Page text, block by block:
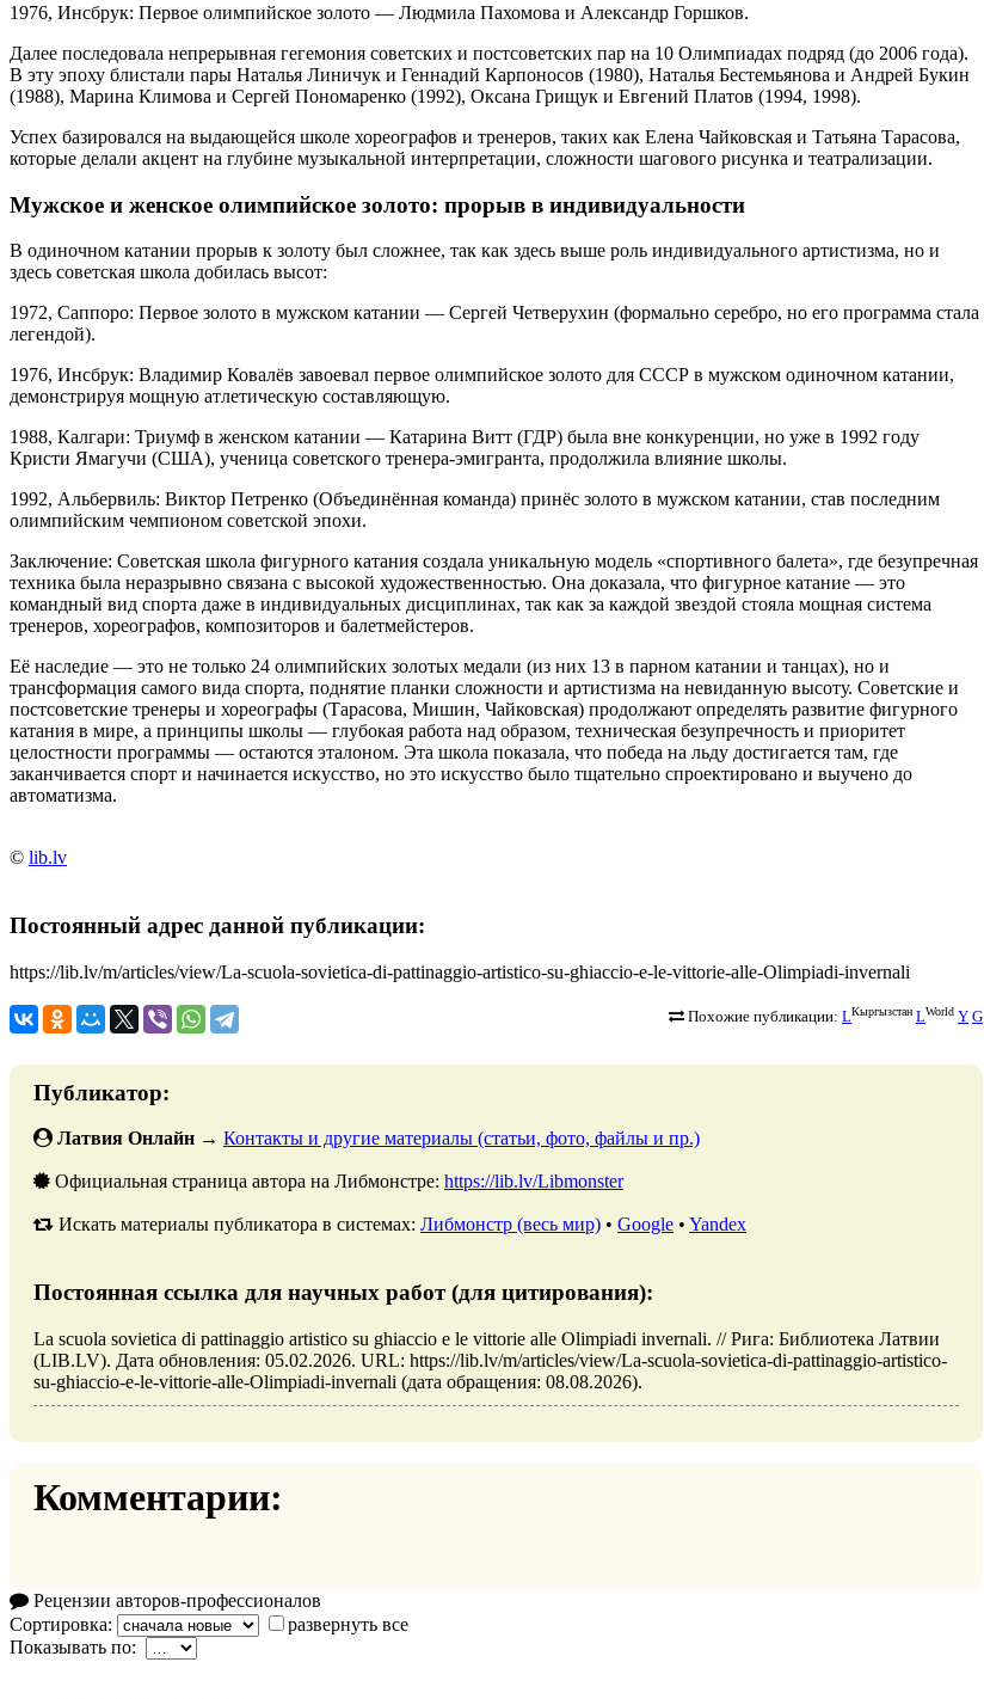
1976, Инсбрук: Первое олимпийское золото — Людмила Пахомова и Александр Горшков.
Далее последовала непрерывная гегемония советских и постсоветских пар на 10 Олимпиадах подряд (до 2006 года).
В эту эпоху блистали пары Наталья Линичук и Геннадий Карпоносов (1980), Наталья Бестемьянова и Андрей Букин
(1988), Марина Климова и Сергей Пономаренко (1992), Оксана Грищук и Евгений Платов (1994, 1998).
Успех базировался на выдающейся школе хореографов и тренеров, таких как Елена Чайковская и Татьяна Тарасова,
которые делали акцент на глубине музыкальной интерпретации, сложности шагового рисунка и театрализации.
Мужское и женское олимпийское золото: прорыв в индивидуальности
В одиночном катании прорыв к золоту был сложнее, так как здесь выше роль индивидуального артистизма, но и
здесь советская школа добилась высот:
1972, Саппоро: Первое золото в мужском катании — Сергей Четверухин (формально серебро, но его программа стала
легендой).
1976, Инсбрук: Владимир Ковалёв завоевал первое олимпийское золото для СССР в мужском одиночном катании,
демонстрируя мощную атлетическую составляющую.
1988, Калгари: Триумф в женском катании — Катарина Витт (ГДР) была вне конкуренции, но уже в 1992 году
Кристи Ямагучи (США), ученица советского тренера-эмигранта, продолжила влияние школы.
1992, Альбервиль: Виктор Петренко (Объединённая команда) принёс золото в мужском катании, став последним
олимпийским чемпионом советской эпохи.
Заключение: Советская школа фигурного катания создала уникальную модель «спортивного балета», где безупречная
техника была неразрывно связана с высокой художественностью. Она доказала, что фигурное катание — это
командный вид спорта даже в индивидуальных дисциплинах, так как за каждой звездой стояла мощная система
тренеров, хореографов, композиторов и балетмейстеров.
Её наследие — это не только 24 олимпийских золотых медали (из них 13 в парном катании и танцах), но и
трансформация самого вида спорта, поднятие планки сложности и артистизма на невиданную высоту. Советские и
постсоветские тренеры и хореографы (Тарасова, Мишин, Чайковская) продолжают определять развитие фигурного
катания в мире, а принципы школы — глубокая работа над образом, техническая безупречность и приоритет
целостности программы — остаются эталоном. Эта школа показала, что победа на льду достигается там, где
заканчивается спорт и начинается искусство, но это искусство было тщательно спроектировано и выучено до
автоматизма.
© lib.lv
Постоянный адрес данной публикации:
https://lib.lv/m/articles/view/La-scuola-sovietica-di-pattinaggio-artistico-su-ghiaccio-e-le-vittorie-alle-Olimpiadi-invernali
Похожие публикации: LКыргызстан LWorld Y G
Публикатор:
Латвия Онлайн → Контакты и другие материалы (статьи, фото, файлы и пр.)
Официальная страница автора на Либмонстре: https://lib.lv/Libmonster
Искать материалы публикатора в системах: Либмонстр (весь мир) • Google • Yandex
Постоянная ссылка для научных работ (для цитирования):
La scuola sovietica di pattinaggio artistico su ghiaccio e le vittorie alle Olimpiadi invernali. // Рига: Библиотека Латвии
(LIB.LV). Дата обновления: 05.02.2026. URL: https://lib.lv/m/articles/view/La-scuola-sovietica-di-pattinaggio-artistico-
su-ghiaccio-e-le-vittorie-alle-Olimpiadi-invernali (дата обращения: 08.08.2026).
Комментарии:
Рецензии авторов-профессионалов
Сортировка:
развернуть все
Показывать по: